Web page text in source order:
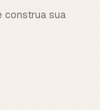
construa sua